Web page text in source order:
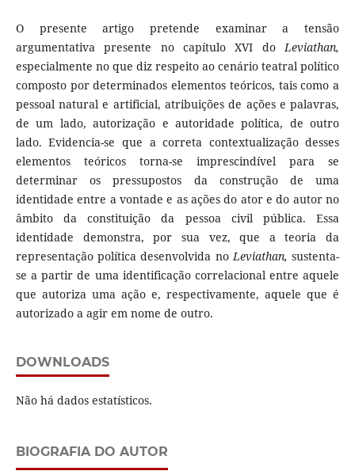
O presente artigo pretende examinar a tensão
argumentativa presente no capítulo XVI doLeviathan,
especialmente no que diz respeito ao cenário teatral político
composto por determinados elementos teóricos, tais como a
pessoal natural e artificial, atribuições de ações e palavras,
de um lado, autorização e autoridade política, de outro
lado. Evidencia-se que a correta contextualização desses
elementos teóricos torna-se imprescindível para se
determinar os pressupostos da construção de uma
identidade entre a vontade e as ações do ator e do autor no
âmbito da constituição da pessoa civil pública. Essa
identidade demonstra, por sua vez, que a teoria da
representação política desenvolvida noLeviathan, sustenta-
se a partir de uma identificação correlacional entre aquele
que autoriza uma ação e, respectivamente, aquele que é
autorizado a agir em nome de outro.
DOWNLOADS
Não há dados estatísticos.
BIOGRAFIA DO AUTOR